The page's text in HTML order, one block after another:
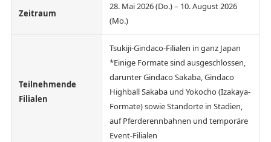
Zeitraum
28. Mai 2026 (Do.) – 10. August 2026
(Mo.)
Teilnehmende
Filialen
Tsukiji-Gindaco-Filialen in ganz Japan
*Einige Formate sind ausgeschlossen,
darunter Gindaco Sakaba, Gindaco
Highball Sakaba und Yokocho (Izakaya-
Formate) sowie Standorte in Stadien,
auf Pferderennbahnen und temporäre
Event-Filialen